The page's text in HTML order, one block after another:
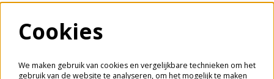
Cookies
We maken gebruik van cookies en vergelijkbare technieken om het
gebruik van de website te analyseren, om het mogelijk te maken